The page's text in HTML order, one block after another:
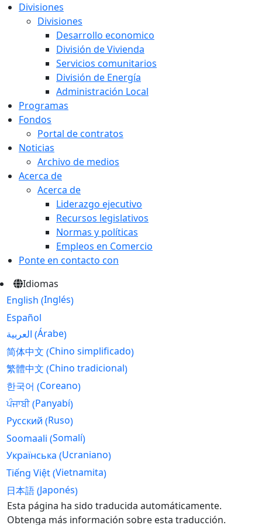
Divisiones
Divisiones
Desarrollo economico
División de Vivienda
Servicios comunitarios
División de Energía
Administración Local
Programas
Fondos
Portal de contratos
Noticias
Archivo de medios
Acerca de
Acerca de
Liderazgo ejecutivo
Recursos legislativos
Normas y políticas
Empleos en Comercio
Ponte en contacto con
Idiomas
English (Inglés)
Español
العربية (Árabe)
简体中文 (Chino simplificado)
繁體中文 (Chino tradicional)
한국어 (Coreano)
ਪੰਜਾਬੀ(Panyabí)
Русский (Ruso)
Soomaali (Somalí)
Українська (Ucraniano)
Tiếng Việt(Vietnamita)
日本語(Japonés)
Skip
to
Esta página ha sido traducida automáticamente.
Obtenga más información sobre esta traducción.